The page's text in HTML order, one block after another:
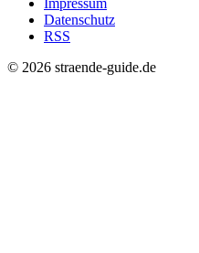
Impressum
Datenschutz
RSS
© 2026 straende-guide.de